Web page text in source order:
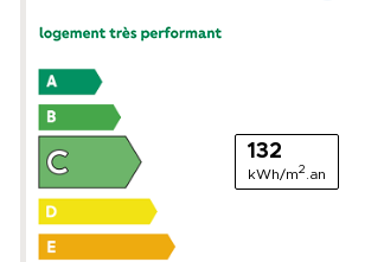
132
kWh/m2 .an